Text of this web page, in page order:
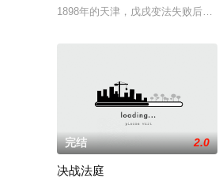
1898年的天津，戊戌变法失败后，
完结 2.0
决战法庭